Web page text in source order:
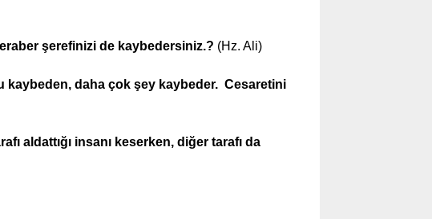
şerefinizi de kaybedersiniz.? (Hz. Ali)
daha çok şey kaybeder. Cesaretini
aldattığı insanı keserken, diğer tarafı da